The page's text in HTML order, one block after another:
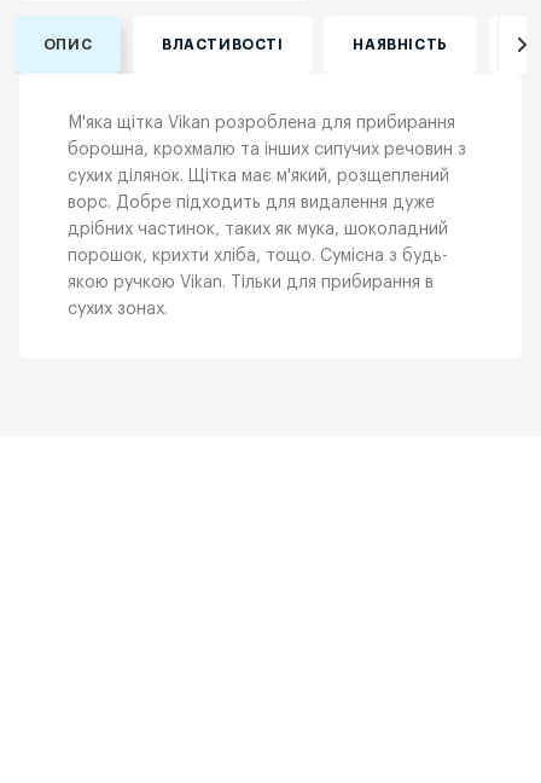
ОПИС ВЛАСТИВОСТІ НАЯВНІСТЬ
М'яка щітка Vikan розроблена для прибирання
борошна, крохмалю та інших сипучих речовин з
сухих ділянок. Щітка має м'який, розщеплений
ворс. Добре підходить для видалення дуже
дрібних частинок, таких як мука, шоколадний
порошок, крихти хліба, тощо. Сумісна з будь-
якою ручкою Vikan. Тільки для прибирання в
сухих зонах.